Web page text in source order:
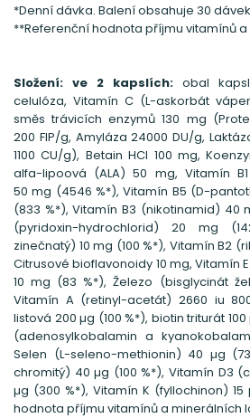
*Denní dávka. Balení obsahuje 30
**Referenční hodnota příjmu vitamínů
Složení: ve 2 kapslích: obal
celulóza, Vitamín C (L-askorbát
směs trávicích enzymů 130 mg
200 FIP/g, Amyláza 24000 DU/g,
1100 CU/g), Betain HCl 100 mg,
alfa-lipoová (ALA) 50 mg, Vitamín
50 mg (4546 %*), Vitamín B5 (D-
(833 %*), Vitamín B3 (nikotinamid) 40
(pyridoxin-hydrochlorid) 20 mg
zinečnatý) 10 mg (100 %*), Vitamín B2
Citrusové bioflavonoidy 10 mg, Vitamín
10 mg (83 %*), Železo (bisglycinát
Vitamín A (retinyl-acetát) 2660 iu
listová 200 µg (100 %*), biotin triturát
(adenosylkobalamin a
Selen (L-seleno-methionin) 40 µg
chromitý) 40 µg (100 %*), Vitamín D3
µg (300 %*), Vitamín K (fyllochinon)
hodnota příjmu vitamínů a minerálních